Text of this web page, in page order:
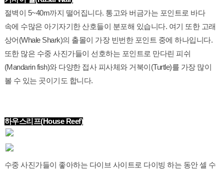
절벽이 5~40m까지 떨어집니다. 통고와 버금가는 포인트로 바다
속에 수많은 아기자기한 산호들이 분포해 있습니다. 여기 또한 고래
상어(Whale Shark)의 출몰이 가장 빈번한 포인트 중에 하나입니다.
또한 많은 수중 사진가들이 선호하는 포인트로 만다린 피쉬
(Mandarin fish)와 다양한 접사 피사체와 거북이(Turtle)를 가장 많이
볼 수 있는 곳이기도 합니다.
하우스리프(House Reef)
수중 사진가들이 좋아하는 다이브 사이트로 다이빙 하는 동안 셀 수